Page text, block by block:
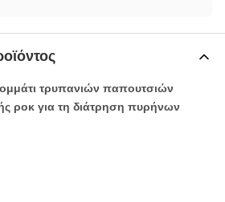
τρυπανιών παπουτσιών
ροκ για τη διάτρηση πυρήνων